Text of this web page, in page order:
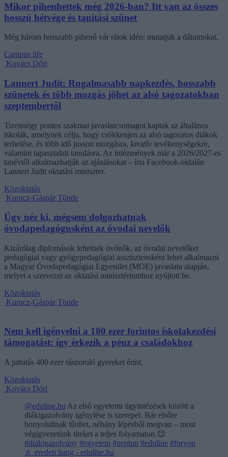
Mikor pihenhettek még 2026-ban? Itt van az összes
hosszú hétvége és tanítási szünet
Még három hosszabb pihenő vár rátok idén: mutatjuk a dátumokat.
Campus life
Kovács Dóri
Lannert Judit: Rugalmasabb napkezdés, hosszabb
szünetek és több mozgás jöhet az alsó tagozatokban
szeptembertől
Tizennégy pontos szakmai javaslatcsomagot kaptak az általános
iskolák, amelynek célja, hogy csökkenjen az alsó tagozatos diákok
terhelése, és több idő jusson mozgásra, kreatív tevékenységekre,
valamint tapasztalati tanulásra. Az intézmények már a 2026/2027-es
tanévtől alkalmazhatják az ajánlásokat – írta Facebook-oldalán
Lannert Judit oktatási miniszter.
Közoktatás
Kurucz-Gáspár Tünde
Úgy néz ki, mégsem dolgozhatnak
óvodapedagógusként az óvodai nevelők
Kizárólag diplomások lehetnek óvónők, az óvodai nevelőket
pedagógiai vagy gyógypedagógiai asszisztensként lehet alkalmazni
a Magyar Óvodapedagógiai Egyesület (MOE) javaslata alapján,
melyet a szervezet az oktatási minisztériumhoz nyújtott be.
Közoktatás
Kurucz-Gáspár Tünde
Nem kell igényelni a 100 ezer forintos iskolakezdési
támogatást: így érkezik a pénz a családokhoz
A juttatás 400 ezer rászoruló gyereket érint.
Közoktatás
Kovács Dóri
@eduline.hu Az első egyetemi ügyintézések között a
diákigazolvány igénylése is szerepel. Bár elsőre
bonyolultnak tűnhet, néhány lépésből megvan – most
végigvezetünk titeket a teljes folyamaton.😉
#diákigazolvány #egyetem #neptun #eduline #foryou
♬ eredeti hang - eduline.hu